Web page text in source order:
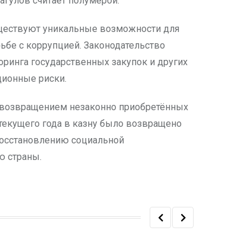
уникальные возможности для
с коррупцией. Законодательство
государственных закупок и других
риски.
незаконно приобретённых
года в казну было возвращено
социальной
страны.